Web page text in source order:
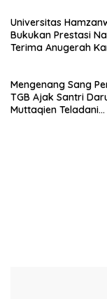
Universitas
Bukukan Prestasi
Terima Anugerah
Mengenang Sang
TGB Ajak Santri
Muttaqien Teladani